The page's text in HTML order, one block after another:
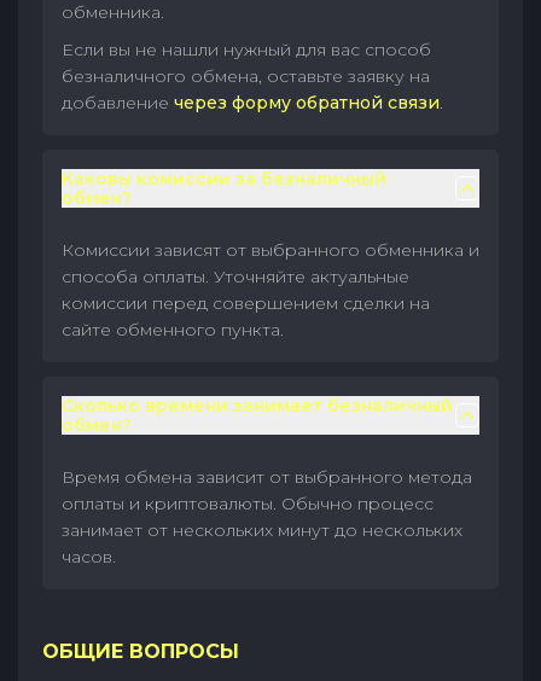
обменника.
Если вы не нашли нужный для вас способ
безналичного обмена, оставьте заявку на
добавление через форму обратной связи.
Каковы комиссии за безналичный
обмен?
Комиссии зависят от выбранного обменника и
способа оплаты. Уточняйте актуальные
комиссии перед совершением сделки на
сайте обменного пункта.
Сколько времени занимает безналичный
обмен?
Время обмена зависит от выбранного метода
оплаты и криптовалюты. Обычно процесс
занимает от нескольких минут до нескольких
часов.
ОБЩИЕ ВОПРОСЫ